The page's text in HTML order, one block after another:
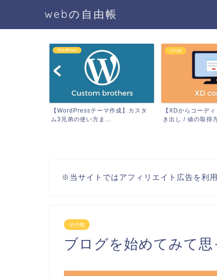
webの自由帳
WordPress
【WordPressテーマ作成】カスタ
ム3兄弟の使い方ま...
その他
【XDからコーデ
き出し / 値の取得
※当サイトではアフィリエイト広告を利
その他
ブログを始めてみて